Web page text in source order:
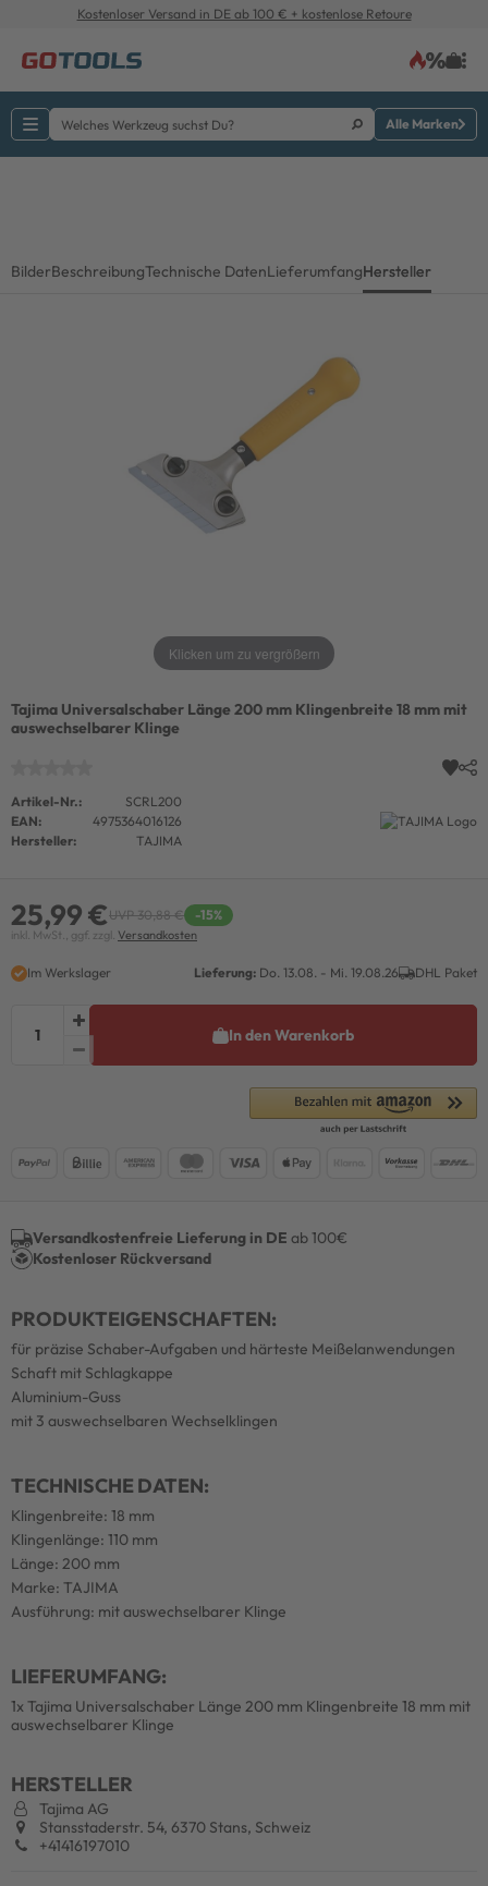
Kostenloser Versand in DE ab 100 € + kostenlose Retoure
Alle Marken
BilderBeschreibungTechnische DatenLieferumfangHersteller
Klicken um zu vergrößern
Tajima Universalschaber Länge 200 mm Klingenbreite 18 mm mit
auswechselbarer Klinge
Artikel-Nr.:
SCRL200
EAN:
4975364016126
Hersteller:
TAJIMA
25,99 €UVP 30,88 € -15%
inkl. MwSt., ggf. zzgl. Versandkosten
Im Werkslager Lieferung: Do. 13.08. - Mi. 19.08.26 DHL Paket
In den Warenkorb
Versandkostenfreie Lieferung in DE ab 100€
Kostenloser Rückversand
PRODUKTEIGENSCHAFTEN:
für präzise Schaber-Aufgaben und härteste Meißelanwendungen
Schaft mit Schlagkappe
Aluminium-Guss
mit 3 auswechselbaren Wechselklingen
TECHNISCHE DATEN:
Klingenbreite: 18 mm
Klingenlänge: 110 mm
Länge: 200 mm
Marke: TAJIMA
Ausführung: mit auswechselbarer Klinge
LIEFERUMFANG:
1x Tajima Universalschaber Länge 200 mm Klingenbreite 18 mm mit
auswechselbarer Klinge
HERSTELLER
Tajima AG
Stansstaderstr. 54, 6370 Stans, Schweiz
+41416197010